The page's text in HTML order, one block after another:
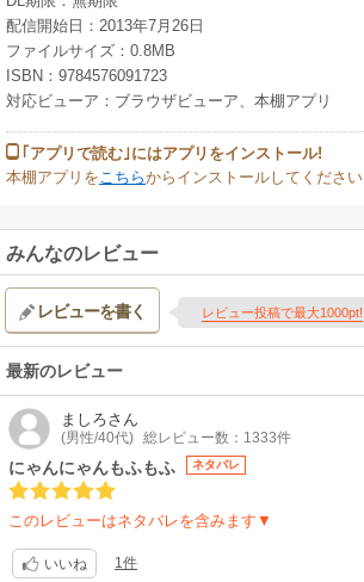
配信開始日：2013年7月26日
ファイルサイズ：0.8MB
ISBN：9784576091723
対応ビューア：ブラウザビューア、本棚アプリ
｢アプリで読む｣にはアプリをインストール!
本棚アプリを こちらからインストールしてください
みんなのレビュー
レビューを書く レビュー投稿で最大1000pt!
最新のレビュー
ましろさん
(男性/40代) 総レビュー数：1333件
にゃんにゃんもふもふ ネタバレ
このレビューはネタバレを含みます▼
いいね 1件